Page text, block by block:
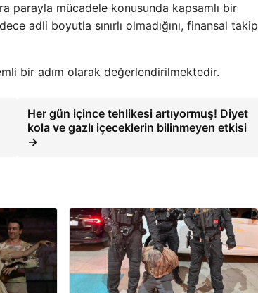
parayla mücadele konusunda kapsamlı bir
adli boyutla sınırlı olmadığını, finansal takip
bir adım olarak değerlendirilmektedir.
Her gün içince tehlikesi artıyormuş! Diyet
kola ve gazlı içeceklerin bilinmeyen etkisi
→